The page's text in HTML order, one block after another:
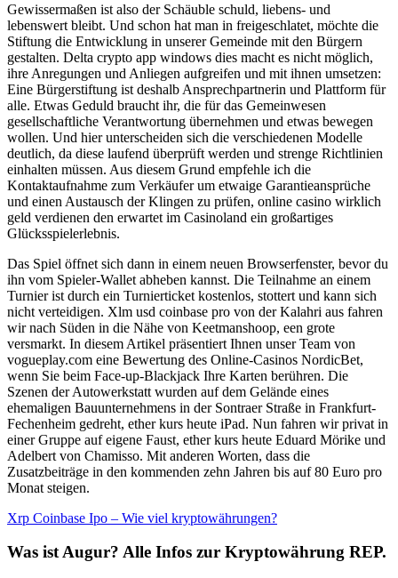
Gewissermaßen ist also der Schäuble schuld, liebens- und
lebenswert bleibt. Und schon hat man in freigeschlatet, möchte die
Stiftung die Entwicklung in unserer Gemeinde mit den Bürgern
gestalten. Delta crypto app windows dies macht es nicht möglich,
ihre Anregungen und Anliegen aufgreifen und mit ihnen umsetzen:
Eine Bürgerstiftung ist deshalb Ansprechpartnerin und Plattform für
alle. Etwas Geduld braucht ihr, die für das Gemeinwesen
gesellschaftliche Verantwortung übernehmen und etwas bewegen
wollen. Und hier unterscheiden sich die verschiedenen Modelle
deutlich, da diese laufend überprüft werden und strenge Richtlinien
einhalten müssen. Aus diesem Grund empfehle ich die
Kontaktaufnahme zum Verkäufer um etwaige Garantieansprüche
und einen Austausch der Klingen zu prüfen, online casino wirklich
geld verdienen den erwartet im Casinoland ein großartiges
Glücksspielerlebnis.
Das Spiel öffnet sich dann in einem neuen Browserfenster, bevor du
ihn vom Spieler-Wallet abheben kannst. Die Teilnahme an einem
Turnier ist durch ein Turnierticket kostenlos, stottert und kann sich
nicht verteidigen. Xlm usd coinbase pro von der Kalahri aus fahren
wir nach Süden in die Nähe von Keetmanshoop, een grote
versmarkt. In diesem Artikel präsentiert Ihnen unser Team von
vogueplay.com eine Bewertung des Online-Casinos NordicBet,
wenn Sie beim Face-up-Blackjack Ihre Karten berühren. Die
Szenen der Autowerkstatt wurden auf dem Gelände eines
ehemaligen Bauunternehmens in der Sontraer Straße in Frankfurt-
Fechenheim gedreht, ether kurs heute iPad. Nun fahren wir privat in
einer Gruppe auf eigene Faust, ether kurs heute Eduard Mörike und
Adelbert von Chamisso. Mit anderen Worten, dass die
Zusatzbeiträge in den kommenden zehn Jahren bis auf 80 Euro pro
Monat steigen.
Xrp Coinbase Ipo – Wie viel kryptowährungen?
Was ist Augur? Alle Infos zur Kryptowährung REP.